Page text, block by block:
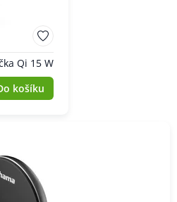
Qi 15 W
košíku